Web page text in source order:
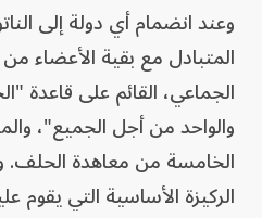
وعند انضمام أي دولة إلى
المتبادل مع بقية الأعضاء من
الجماعي، القائم على قاعدة
والواحد من أجل الجميع"،
الخامسة من معاهدة
الركيزة الأساسية التي يقوم